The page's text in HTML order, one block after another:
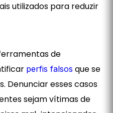
utilizados para reduzir
de
perfis falsos que se
Denunciar esses casos
sejam vítimas de